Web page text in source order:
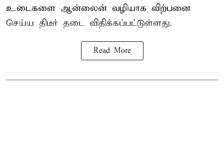
உடைகளை ஆன்லைன் வழியாக விற்பனை
செய்ய திடீர் தடை விதிக்கப்பட்டுள்ளது.
Read More